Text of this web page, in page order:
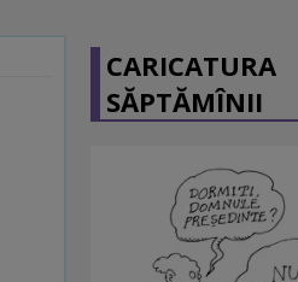
CARICATURA
SĂPTĂMÎNII